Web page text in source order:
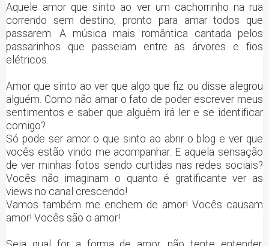
Aquele amor que sinto ao ver um cachorrinho na rua
correndo sem destino, pronto para amar todos que
passarem. A música mais romântica cantada pelos
passarinhos que passeiam entre as árvores e fios
elétricos.
Amor que sinto ao ver que algo que fiz ou disse alegrou
alguém. Como não amar o fato de poder escrever meus
sentimentos e saber que alguém irá ler e se identificar
comigo?
Só pode ser amor o que sinto ao abrir o blog e ver que
vocês estão vindo me acompanhar. E aquela sensação
de ver minhas fotos sendo curtidas nas redes sociais?
Vocês não imaginam o quanto é gratificante ver as
views no canal crescendo!
Vamos também me enchem de amor! Vocês causam
amor! Vocês são o amor!